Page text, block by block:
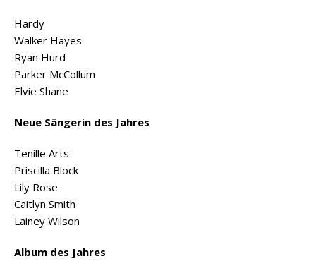
Hardy
Walker Hayes
Ryan Hurd
Parker McCollum
Elvie Shane
Neue Sängerin des Jahres
Tenille Arts
Priscilla Block
Lily Rose
Caitlyn Smith
Lainey Wilson
Album des Jahres